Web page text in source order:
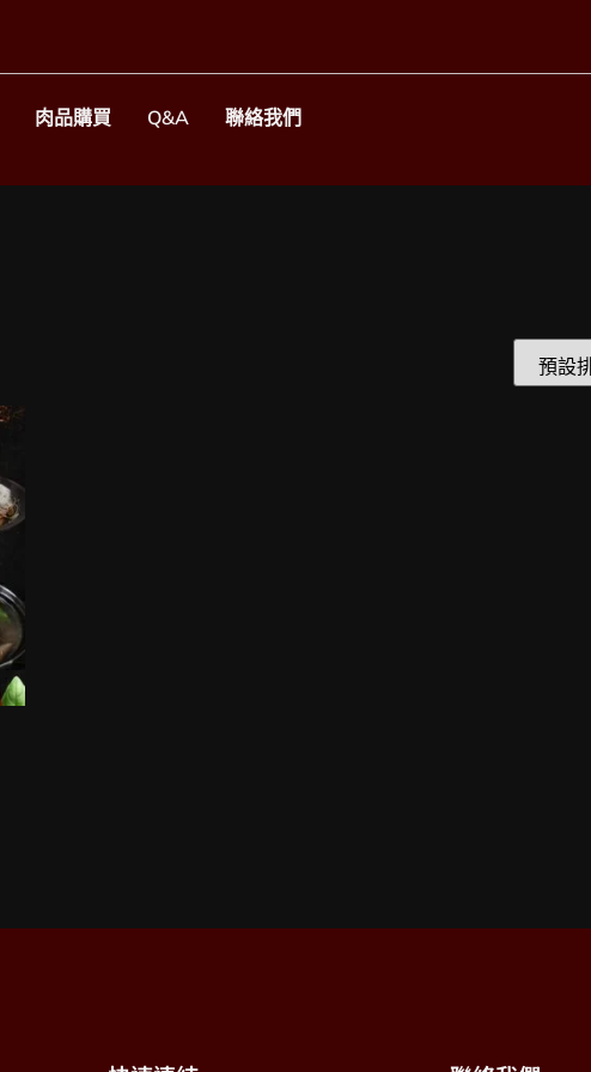
肉品購買 Q&A 聯絡我們